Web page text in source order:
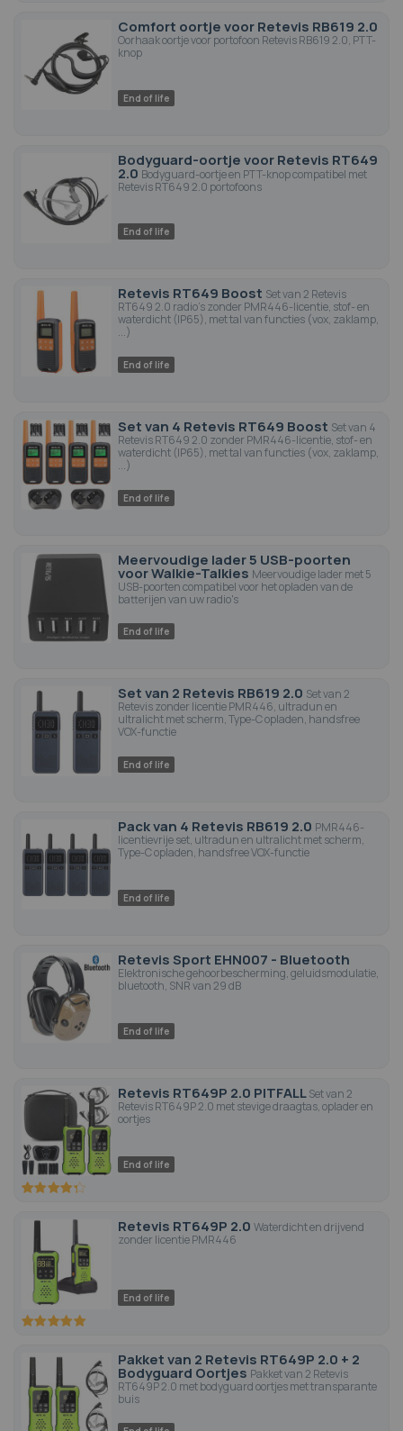
Comfort oortje voor Retevis RB619 2.0
Oorhaak oortje voor portofoon Retevis RB619 2.0, PTT-
knop
End of life
Bodyguard-oortje voor Retevis RT649
2.0 Bodyguard-oortje en PTT-knop compatibel met
Retevis RT649 2.0 portofoons
End of life
Retevis RT649 Boost Set van 2 Retevis
RT649 2.0 radio's zonder PMR446-licentie, stof- en
waterdicht (IP65), met tal van functies (vox, zaklamp,
...)
End of life
Set van 4 Retevis RT649 Boost Set van 4
Retevis RT649 2.0 zonder PMR446-licentie, stof- en
waterdicht (IP65), met tal van functies (vox, zaklamp,
...)
End of life
Meervoudige lader 5 USB-poorten
voor Walkie-Talkies Meervoudige lader met 5
USB-poorten compatibel voor het opladen van de
batterijen van uw radio's
End of life
Set van 2 Retevis RB619 2.0 Set van 2
Retevis zonder licentie PMR446, ultradun en
ultralicht met scherm, Type-C opladen, handsfree
VOX-functie
End of life
Pack van 4 Retevis RB619 2.0 PMR446-
licentievrije set, ultradun en ultralicht met scherm,
Type-C opladen, handsfree VOX-functie
End of life
Retevis Sport EHN007 - Bluetooth
Elektronische gehoorbescherming, geluidsmodulatie,
bluetooth, SNR van 29 dB
End of life
Retevis RT649P 2.0 PITFALLSet van 2
Retevis RT649P 2.0 met stevige draagtas, oplader en
oortjes
85.8 100
End of life
Retevis RT649P 2.0 Waterdicht en drijvend
zonder licentie PMR446
100 100
End of life
Pakket van 2 Retevis RT649P 2.0 + 2
Bodyguard Oortjes Pakket van 2 Retevis
RT649P 2.0 met bodyguard oortjes met transparante
buis